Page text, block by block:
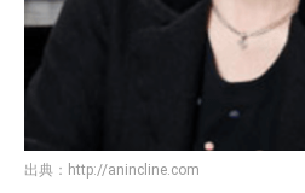
出典： http://anincline.com